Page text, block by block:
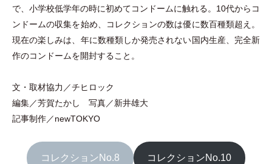
で、小学校低学年の時に初めてコンドームに触れる。10代からコ
ンドームの収集を始め、コレクションの数は優に数百種類超え。
現在の楽しみは、年に数種類しか発売されない国内生産、完全新
作のコンドームを開封すること。
文 ・ 取材協力／チヒロック
編集／芳賀たかし 写真／新井雄大
記事制作／newTOKYO
コレクションNo.8 コレクションNo.10